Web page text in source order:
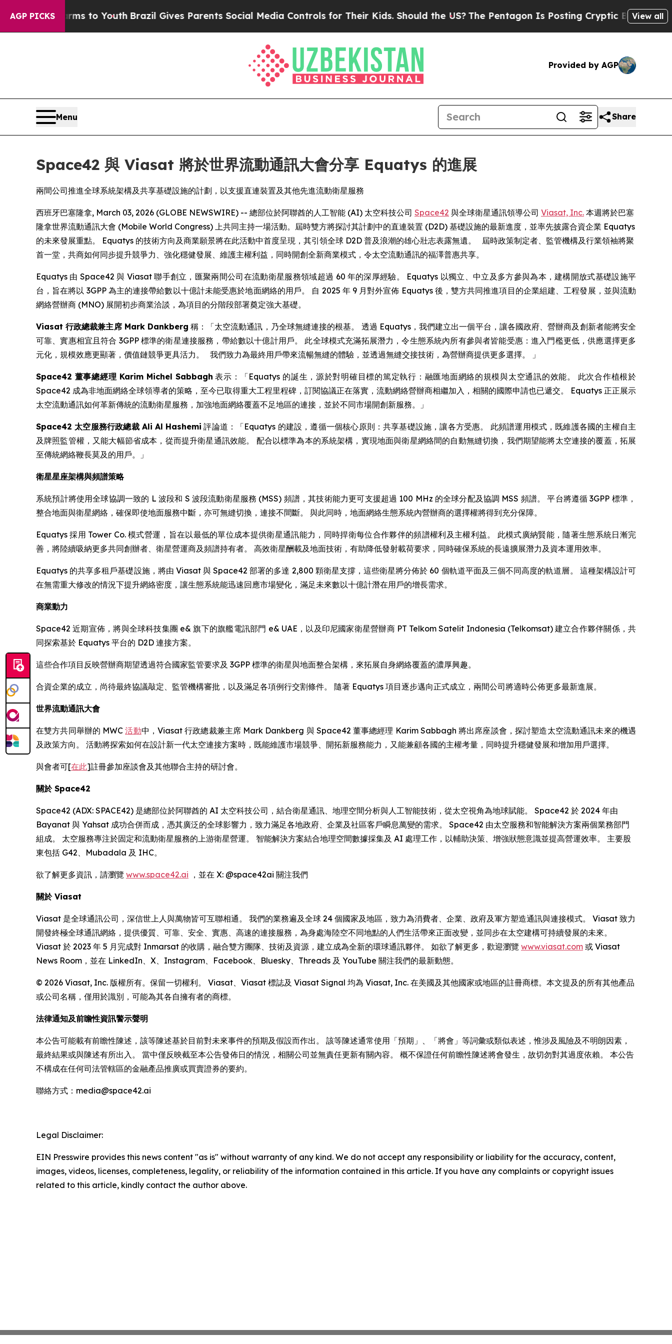
AGP PICKS
Harms to YouthBrazil Gives Parents Social Media Controls for Their Kids. Should the US?The Pentagon Is Posting Cryptic Biblical Messages
View all
Provided by AGP
Menu Share
Space42 與 Viasat 將於世界流動通訊大會分享 Equatys 的進展
兩間公司推進全球系統架構及共享基礎設施的計劃，以支援直連裝置及其他先進流動衛星服務
西班牙巴塞隆拿, March 03, 2026 (GLOBE NEWSWIRE) -- 總部位於阿聯酋的人工智能 (AI) 太空科技公司 Space42 與全球衛星通訊領導公司 Viasat, Inc. 本週將於巴塞
隆拿世界流動通訊大會 (Mobile World Congress) 上共同主持一場活動。屆時雙方將探討其計劃中的直連裝置 (D2D) 基礎設施的最新進度，並率先披露合資企業 Equatys
的未來發展重點。 Equatys 的技術方向及商業願景將在此活動中首度呈現，其引領全球 D2D 普及浪潮的雄心壯志表露無遺。 屆時政策制定者、監管機構及行業領袖將聚
首一堂，共商如何同步提升競爭力、強化穩健發展、維護主權利益，同時開創全新商業模式，令太空流動通訊的福澤普惠共享。
Equatys 由 Space42 與 Viasat 聯手創立，匯聚兩間公司在流動衛星服務領域超過 60 年的深厚經驗。 Equatys 以獨立、中立及多方參與為本，建構開放式基礎設施平
台，旨在將以 3GPP 為主的連接帶給數以十億計未能受惠於地面網絡的用戶。 自 2025 年 9 月對外宣佈 Equatys 後，雙方共同推進項目的企業組建、工程發展，並與流動
網絡營辦商 (MNO) 展開初步商業洽談，為項目的分階段部署奠定強大基礎。
Viasat 行政總裁兼主席 Mark Dankberg 稱：「太空流動通訊，乃全球無縫連接的根基。 透過 Equatys，我們建立出一個平台，讓各國政府、營辦商及創新者能將安全
可靠、實惠相宜且符合 3GPP 標準的衛星連接服務，帶給數以十億計用戶。 此全球模式充滿拓展潛力，令生態系統內所有參與者皆能受惠：進入門檻更低，供應選擇更多
元化，規模效應更顯著，價值鏈競爭更具活力。 我們致力為最終用戶帶來流暢無縫的體驗，並透過無縫交接技術，為營辦商提供更多選擇。 」
Space42 董事總經理 Karim Michel Sabbagh 表示：「Equatys 的誕生，源於對明確目標的篤定執行：融匯地面網絡的規模與太空通訊的效能。 此次合作植根於
Space42 成為非地面網絡全球領導者的策略，至今已取得重大工程里程碑，訂閱協議正在落實，流動網絡營辦商相繼加入，相關的國際申請也已遞交。 Equatys 正正展示
太空流動通訊如何革新傳統的流動衛星服務，加強地面網絡覆蓋不足地區的連接，並於不同市場開創新服務。」
Space42 太空服務行政總裁 Ali Al Hashemi 評論道：「Equatys 的建設，遵循一個核心原則：共享基礎設施，讓各方受惠。 此頻譜運用模式，既維護各國的主權自主
及牌照監管權，又能大幅節省成本，從而提升衛星通訊效能。 配合以標準為本的系統架構，實現地面與衛星網絡間的自動無縫切換，我們期望能將太空連接的覆蓋，拓展
至傳統網絡鞭長莫及的用戶。」
衛星星座架構與頻譜策略
系統預計將使用全球協調一致的 L 波段和 S 波段流動衛星服務 (MSS) 頻譜，其技術能力更可支援超過 100 MHz 的全球分配及協調 MSS 頻譜。 平台將遵循 3GPP 標準，
整合地面與衛星網絡，確保即使地面服務中斷，亦可無縫切換，連接不間斷。 與此同時，地面網絡生態系統內營辦商的選擇權將得到充分保障。
Equatys 採用 Tower Co. 模式營運，旨在以最低的單位成本提供衛星通訊能力，同時捍衛每位合作夥伴的頻譜權利及主權利益。 此模式廣納賢能，隨著生態系統日漸完
善，將陸續吸納更多共同創辦者、衛星營運商及頻譜持有者。 高效衛星酬載及地面技術，有助降低發射載荷要求，同時確保系統的長遠擴展潛力及資本運用效率。
Equatys 的共享多租戶基礎設施，將由 Viasat 與 Space42 部署的多達 2,800 顆衛星支撐，這些衛星將分佈於 60 個軌道平面及三個不同高度的軌道層。 這種架構設計可
在無需重大修改的情況下提升網絡密度，讓生態系統能迅速回應市場變化，滿足未來數以十億計潛在用戶的增長需求。
商業動力
Space42 近期宣佈，將與全球科技集團 e& 旗下的旗艦電訊部門 e& UAE，以及印尼國家衛星營辦商 PT Telkom Satelit Indonesia (Telkomsat) 建立合作夥伴關係，共
同探索基於 Equatys 平台的 D2D 連接方案。
這些合作項目反映營辦商期望透過符合國家監管要求及 3GPP 標準的衛星與地面整合架構，來拓展自身網絡覆蓋的濃厚興趣。
合資企業的成立，尚待最終協議敲定、監管機構審批，以及滿足各項例行交割條件。 隨著 Equatys 項目逐步邁向正式成立，兩間公司將適時公佈更多最新進展。
世界流動通訊大會
在雙方共同舉辦的 MWC活動中，Viasat 行政總裁兼主席 Mark Dankberg 與 Space42 董事總經理 Karim Sabbagh 將出席座談會，探討塑造太空流動通訊未來的機遇
及政策方向。 活動將探索如何在設計新一代太空連接方案時，既能維護市場競爭、開拓新服務能力，又能兼顧各國的主權考量，同時提升穩健發展和增加用戶選擇。
與會者可[在此]註冊參加座談會及其他聯合主持的研討會。
關於 Space42
Space42 (ADX: SPACE42) 是總部位於阿聯酋的 AI 太空科技公司，結合衛星通訊、地理空間分析與人工智能技術，從太空視角為地球賦能。 Space42 於 2024 年由
Bayanat 與 Yahsat 成功合併而成，憑其廣泛的全球影響力，致力滿足各地政府、企業及社區客戶瞬息萬變的需求。 Space42 由太空服務和智能解決方案兩個業務部門
組成。 太空服務專注於固定和流動衛星服務的上游衛星營運。 智能解決方案結合地理空間數據採集及 AI 處理工作，以輔助決策、增強狀態意識並提高營運效率。 主要股
東包括 G42、Mubadala 及 IHC。
欲了解更多資訊，請瀏覽 www.space42.ai ，並在 X: @space42ai 關注我們
關於 Viasat
Viasat 是全球通訊公司，深信世上人與萬物皆可互聯相通。 我們的業務遍及全球 24 個國家及地區，致力為消費者、企業、政府及軍方塑造通訊與連接模式。 Viasat 致力
開發終極全球通訊網絡，提供優質、可靠、安全、實惠、高速的連接服務，為身處海陸空不同地點的人們生活帶來正面改變，並同步在太空建構可持續發展的未來。
Viasat 於 2023 年 5 月完成對 Inmarsat 的收購，融合雙方團隊、技術及資源，建立成為全新的環球通訊夥伴。 如欲了解更多，歡迎瀏覽 www.viasat.com 或 Viasat
News Room，並在 LinkedIn、X、Instagram、Facebook、Bluesky、Threads 及 YouTube 關注我們的最新動態。
© 2026 Viasat, Inc. 版權所有。保留一切權利。 Viasat、Viasat 標誌及 Viasat Signal 均為 Viasat, Inc. 在美國及其他國家或地區的註冊商標。本文提及的所有其他產品
或公司名稱，僅用於識別，可能為其各自擁有者的商標。
法律通知及前瞻性資訊警示聲明
本公告可能載有前瞻性陳述，該等陳述基於目前對未來事件的預期及假設而作出。 該等陳述通常使用「預期」、「將會」等詞彙或類似表述，惟涉及風險及不明朗因素，
最終結果或與陳述有所出入。 當中僅反映截至本公告發佈日的情況，相關公司並無責任更新有關內容。 概不保證任何前瞻性陳述將會發生，故切勿對其過度依賴。 本公告
不構成在任何司法管轄區的金融產品推廣或買賣證券的要約。
聯絡方式：media@space42.ai
Legal Disclaimer:
EIN Presswire provides this news content "as is" without warranty of any kind. We do not accept any responsibility or liability for the accuracy, content,
images, videos, licenses, completeness, legality, or reliability of the information contained in this article. If you have any complaints or copyright issues
related to this article, kindly contact the author above.